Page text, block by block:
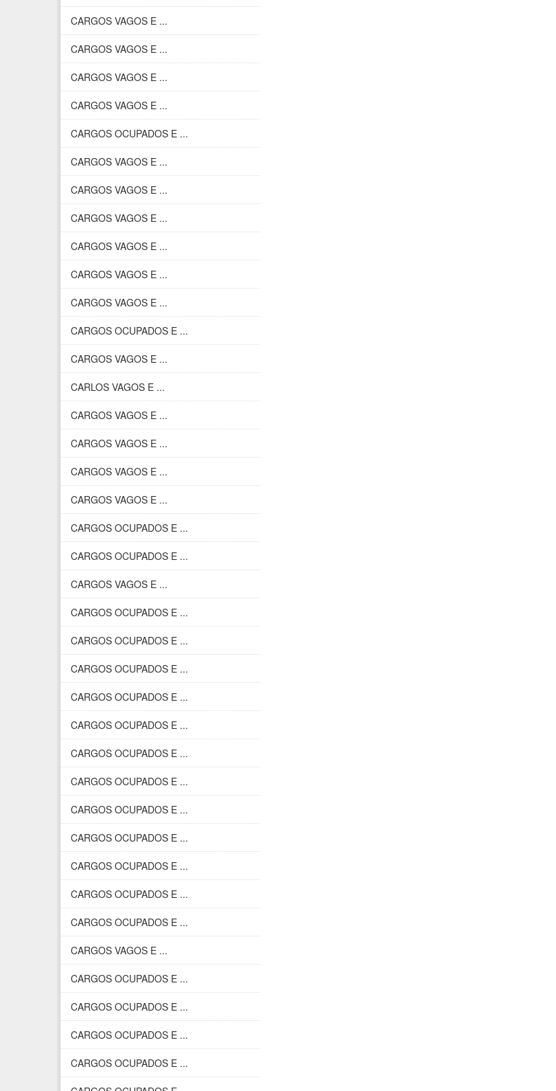
CARGOS VAGOS E ...
CARGOS VAGOS E ...
CARGOS VAGOS E ...
CARGOS VAGOS E ...
CARGOS OCUPADOS E ...
CARGOS VAGOS E ...
CARGOS VAGOS E ...
CARGOS VAGOS E ...
CARGOS VAGOS E ...
CARGOS VAGOS E ...
CARGOS VAGOS E ...
CARGOS OCUPADOS E ...
CARGOS VAGOS E ...
CARLOS VAGOS E ...
CARGOS VAGOS E ...
CARGOS VAGOS E ...
CARGOS VAGOS E ...
CARGOS VAGOS E ...
CARGOS OCUPADOS E ...
CARGOS OCUPADOS E ...
CARGOS VAGOS E ...
CARGOS OCUPADOS E ...
CARGOS OCUPADOS E ...
CARGOS OCUPADOS E ...
CARGOS OCUPADOS E ...
CARGOS OCUPADOS E ...
CARGOS OCUPADOS E ...
CARGOS OCUPADOS E ...
CARGOS OCUPADOS E ...
CARGOS OCUPADOS E ...
CARGOS OCUPADOS E ...
CARGOS OCUPADOS E ...
CARGOS OCUPADOS E ...
CARGOS VAGOS E ...
CARGOS OCUPADOS E ...
CARGOS OCUPADOS E ...
CARGOS OCUPADOS E ...
CARGOS OCUPADOS E ...